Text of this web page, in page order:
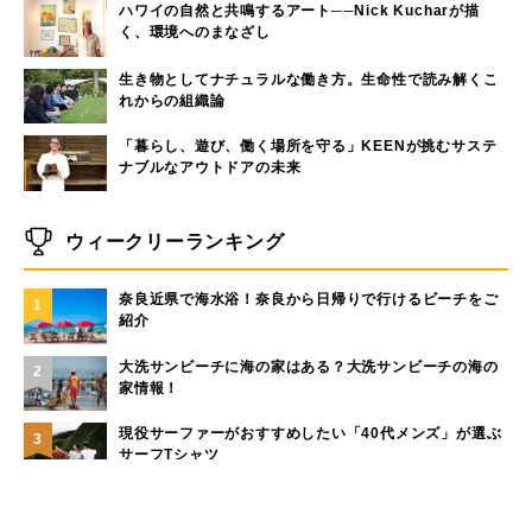
ハワイの自然と共鳴するアート──Nick Kucharが描
く、環境へのまなざし
生き物としてナチュラルな働き方。生命性で読み解くこ
れからの組織論
「暮らし、遊び、働く場所を守る」KEENが挑むサステ
ナブルなアウトドアの未来
ウィークリーランキング
1
奈良近県で海水浴！奈良から日帰りで行けるビーチをご
紹介
2
大洗サンビーチに海の家はある？大洗サンビーチの海の
家情報！
3
現役サーファーがおすすめしたい「40代メンズ」が選ぶ
サーフTシャツ